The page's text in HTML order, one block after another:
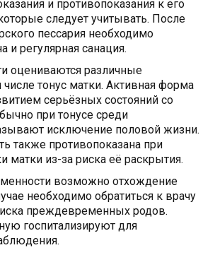
и противопоказания к его
следует учитывать. После
пессария необходимо
и регулярная санация.
оцениваются различные
тонус матки. Активная форма
серьёзных состояний со
при тонусе среди
исключение половой жизни.
также противопоказана при
матки из-за риска её раскрытия.
возможно отхождение
необходимо обратиться к врачу
преждевременных родов.
госпитализируют для